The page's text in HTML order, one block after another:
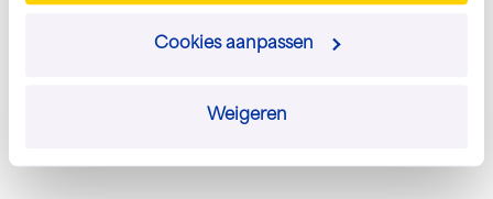
Cookies aanpassen
Weigeren
ieder een eigen specialisme en talent. Of je nu bij de